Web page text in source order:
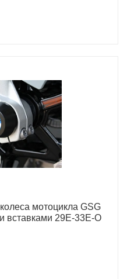
мотоцикла GSG
вставками 29E-33E-O